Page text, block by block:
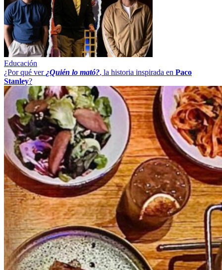
Educación
¿Por qué ver ¿Quién lo mató?, la historia inspirada en Paco
Stanley?